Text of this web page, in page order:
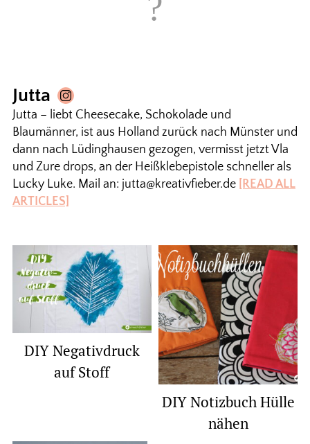
Jutta
Jutta – liebt Cheesecake, Schokolade und
Blaumänner, ist aus Holland zurück nach Münster und
dann nach Lüdinghausen gezogen, vermisst jetzt Vla
und Zure drops, an der Heißklebepistole schneller als
Lucky Luke. Mail an: jutta@kreativfieber.de [READ ALL
ARTICLES]
DIY Negativdruck
auf Stoff
DIY Notizbuch Hülle
nähen